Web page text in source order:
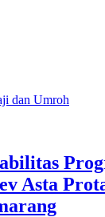
dan Umroh
Asta